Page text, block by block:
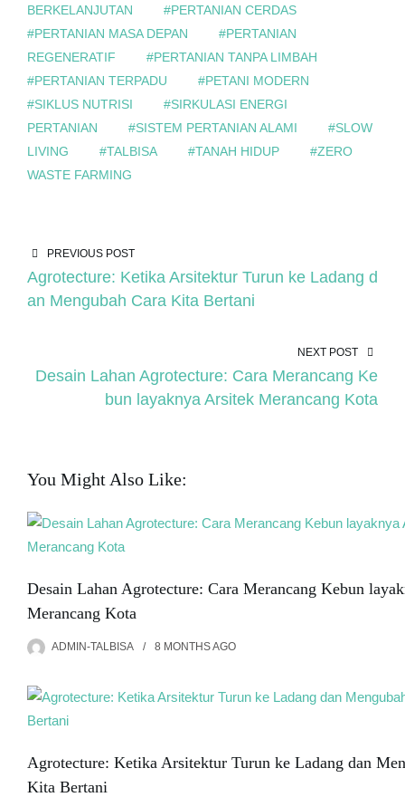
BERKELANJUTAN
#PERTANIAN CERDAS
#PERTANIAN MASA DEPAN
#PERTANIAN
REGENERATIF
#PERTANIAN TANPA LIMBAH
#PERTANIAN TERPADU
#PETANI MODERN
#SIKLUS NUTRISI
#SIRKULASI ENERGI
PERTANIAN
#SISTEM PERTANIAN ALAMI
#SLOW
LIVING
#TALBISA #TANAH HIDUP
#ZERO
WASTE FARMING
PREVIOUS POST
Agrotecture: Ketika Arsitektur Turun ke Ladang d
an Mengubah Cara Kita Bertani
NEXT POST
Desain Lahan Agrotecture: Cara Merancang Ke
bun layaknya Arsitek Merancang Kota
You Might Also Like:
Desain Lahan Agrotecture: Cara Merancang Kebun
Merancang Kota
ADMIN-TALBISA 8 MONTHSAGO
Agrotecture: Ketika Arsitektur Turun ke Ladang dan
Kita Bertani